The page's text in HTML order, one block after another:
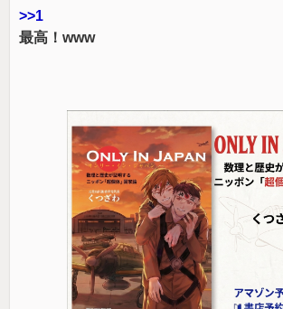
>>1
最高！www